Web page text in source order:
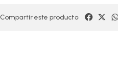
Compartir este producto